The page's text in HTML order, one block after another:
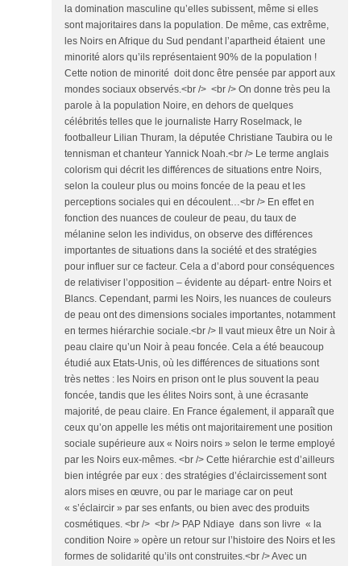
la domination masculine qu’elles subissent, même si elles
sont majoritaires dans la population. De même, cas extrême,
les Noirs en Afrique du Sud pendant l’apartheid étaient une
minorité alors qu’ils représentaient 90% de la population !
Cette notion de minorité doit donc être pensée par apport aux
mondes sociaux observés.<br /> <br /> On donne très peu la
parole à la population Noire, en dehors de quelques
célébrités telles que le journaliste Harry Roselmack, le
footballeur Lilian Thuram, la députée Christiane Taubira ou le
tennisman et chanteur Yannick Noah.<br /> Le terme anglais
colorism qui décrit les différences de situations entre Noirs,
selon la couleur plus ou moins foncée de la peau et les
perceptions sociales qui en découlent…<br /> En effet en
fonction des nuances de couleur de peau, du taux de
mélanine selon les individus, on observe des différences
importantes de situations dans la société et des stratégies
pour influer sur ce facteur. Cela a d’abord pour conséquences
de relativiser l’opposition – évidente au départ- entre Noirs et
Blancs. Cependant, parmi les Noirs, les nuances de couleurs
de peau ont des dimensions sociales importantes, notamment
en termes hiérarchie sociale.<br /> Il vaut mieux être un Noir à
peau claire qu’un Noir à peau foncée. Cela a été beaucoup
étudié aux Etats-Unis, où les différences de situations sont
très nettes : les Noirs en prison ont le plus souvent la peau
foncée, tandis que les élites Noirs sont, à une écrasante
majorité, de peau claire. En France également, il apparaît que
ceux qu’on appelle les métis ont majoritairement une position
sociale supérieure aux « Noirs noirs » selon le terme employé
par les Noirs eux-mêmes. <br /> Cette hiérarchie est d’ailleurs
bien intégrée par eux : des stratégies d’éclaircissement sont
alors mises en œuvre, ou par le mariage car on peut
« s’éclaircir » par ses enfants, ou bien avec des produits
cosmétiques. <br /> <br /> PAP Ndiaye dans son livre « la
condition Noire » opère un retour sur l’histoire des Noirs et les
formes de solidarité qu’ils ont construites.<br /> Avec un